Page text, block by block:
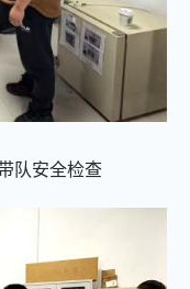
队安全检查